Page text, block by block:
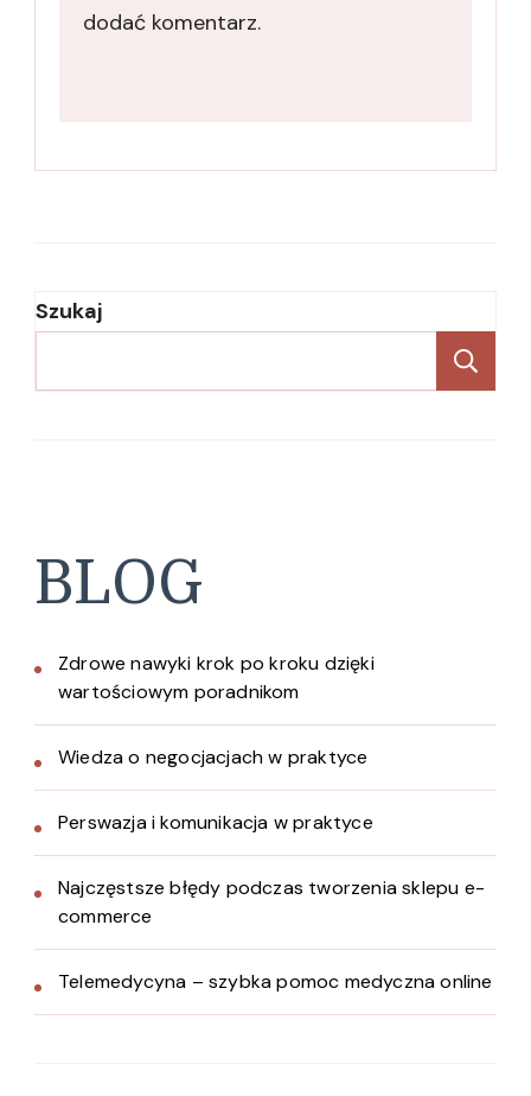
dodać komentarz.
Szukaj
BLOG
Zdrowe nawyki krok po kroku dzięki
wartościowym poradnikom
Wiedza o negocjacjach w praktyce
Perswazja i komunikacja w praktyce
Najczęstsze błędy podczas tworzenia sklepu e-
commerce
Telemedycyna – szybka pomoc medyczna online